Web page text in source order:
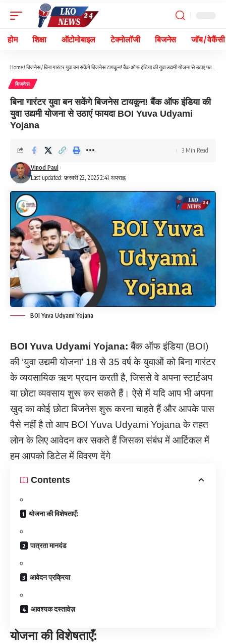
होम शिक्षा ऑटोमोबाइल टेक्नोलॉजी बिजनेस जॉब / वेकैंसी
Home/बिजनेस/बिना गारंटर युवा बन सकेंगे बिजनेस टायकून! बैंक ऑफ इंडिया की युवा उद्यमी योजना से उठाएं फायदा BOI Yuva Udyami Yojana
बिजनेस
बिना गारंटर युवा बन सकेंगे बिजनेस टायकून! बैंक ऑफ इंडिया की
युवा उद्यमी योजना से उठाएं फायदा BOI Yuva Udyami
Yojana
Last updated: फ़रवरी 22, 2025 2:41 अपराह्न
Vinod Paul
3 Min Read
BOI Yuva Udyami Yojana
BOI Yuva Udyami Yojana:बैंक ऑफ इंडिया (BOI)
की ‘युवा उद्यमी योजना’ 18 से 35 वर्ष के युवाओं को बिना गारंटर
के व्यवसायिक ऋण प्रदान करती है, जिससे वे अपना स्टार्टअप
या छोटा व्यवसाय शुरू कर सकते हैं।ऐसे में यदि आप भी अपना
खुद का कोई छोटा बिजनेस शुरू करना चाहते हैं और आपके पास
पैसे नहीं है तो आप BOI Yuva Udyami Yojana के तहत
लोन के लिए आवेदन कर सकते हैं जिसका संबंध में आर्टिकल में
हम आपको डिटेल में विवरण देंगे
Contents
योजना की विशेषताएँ:
पात्रता मानदंड
आवेदन प्रक्रिया
आवश्यक दस्तावेज़
योजना की विशेषताएँ: